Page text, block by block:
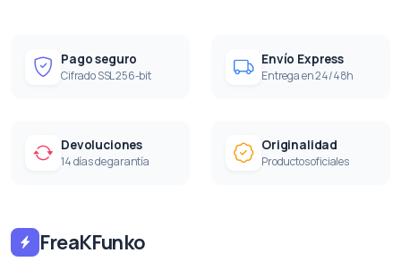
Pago seguro
Cifrado SSL 256-bit
Envío Express
Entrega en 24/48h
Devoluciones
14 días de garantía
Originalidad
Productos oficiales
FreaKFunko